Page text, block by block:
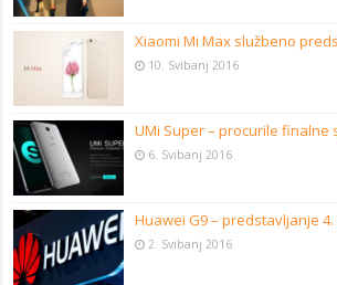
Xiaomi Mi Max službeno
10. Svibanj 2016
UMi Super – procurile finalne
6. Svibanj 2016
Huawei G9 – predstavljanje
2. Svibanj 2016